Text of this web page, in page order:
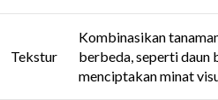
Tekstur
Kombinasikan
berbeda, seperti daun
menciptakan minat